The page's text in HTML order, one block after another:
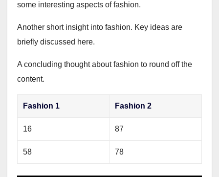
some interesting aspects of fashion.
Another short insight into fashion. Key ideas are
briefly discussed here.
A concluding thought about fashion to round off the
content.
Fashion 1 Fashion 2
16 87
58 78